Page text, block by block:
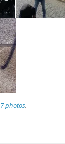
7 photos.